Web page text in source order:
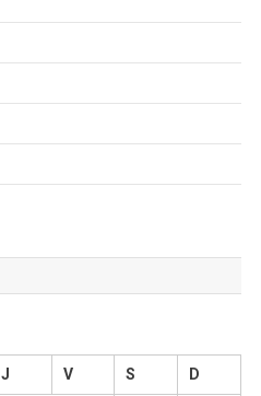
J V S D